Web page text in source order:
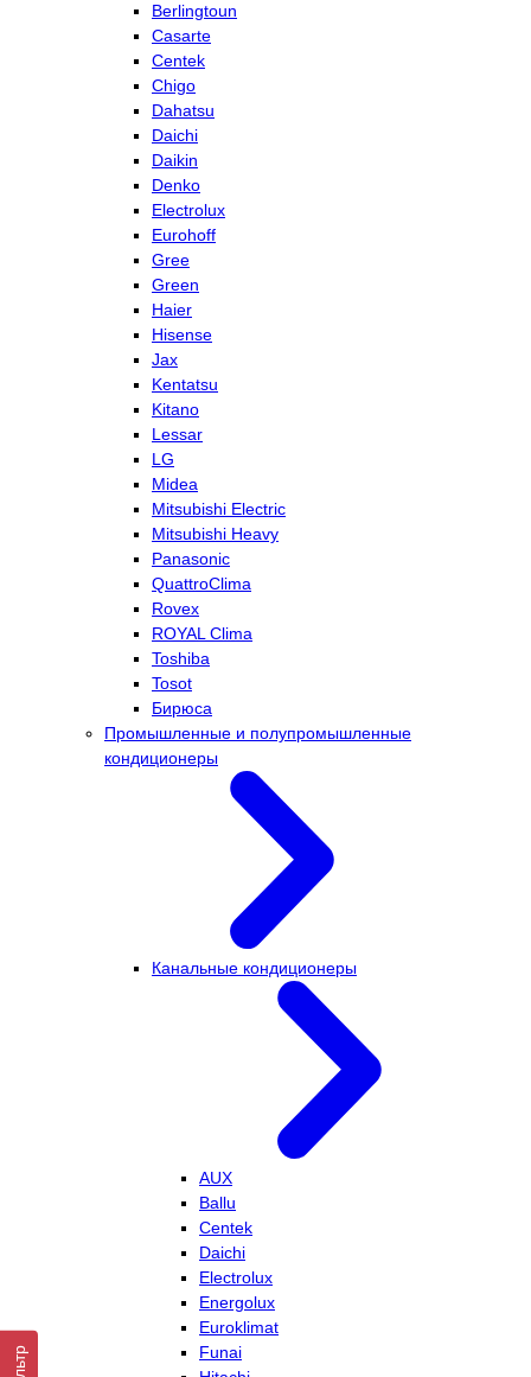
Berlingtoun
Casarte
Centek
Chigo
Dahatsu
Daichi
Daikin
Denko
Electrolux
Eurohoff
Gree
Green
Haier
Hisense
Jax
Kentatsu
Kitano
Lessar
LG
Midea
Mitsubishi Electric
Mitsubishi Heavy
Panasonic
QuattroClima
Rovex
ROYAL Clima
Toshiba
Tosot
Бирюса
Промышленные и полупромышленные
кондиционеры
Канальные кондиционеры
AUX
Ballu
Centek
Daichi
Electrolux
Energolux
Euroklimat
Funai